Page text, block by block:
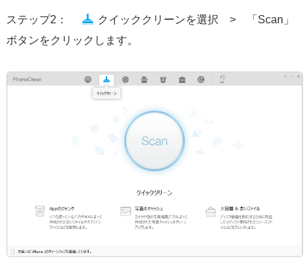
ステップ2：
クイッククリーンを選択 > 「Scan」
ボタンをクリックします。